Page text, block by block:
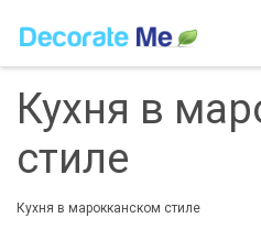
Кухня в
стиле
Кухня в марокканском стиле